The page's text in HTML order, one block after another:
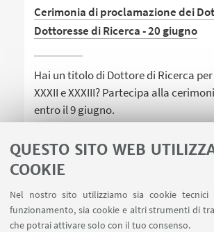
QUESTO SITO WEB
COOKIE
Nel nostro sito utilizziamo sia cookie tecnici
funzionamento, sia cookie e altri strumenti di
che potrai attivare solo con il tuo consenso.
Cerimonia di proclamazione dei
Dottoresse di Ricerca - 20 giugno
Hai un titolo di Dottore di Ricerca per
XXXII e XXXIII? Partecipa alla
entro il 9 giugno.
LINK UTILI